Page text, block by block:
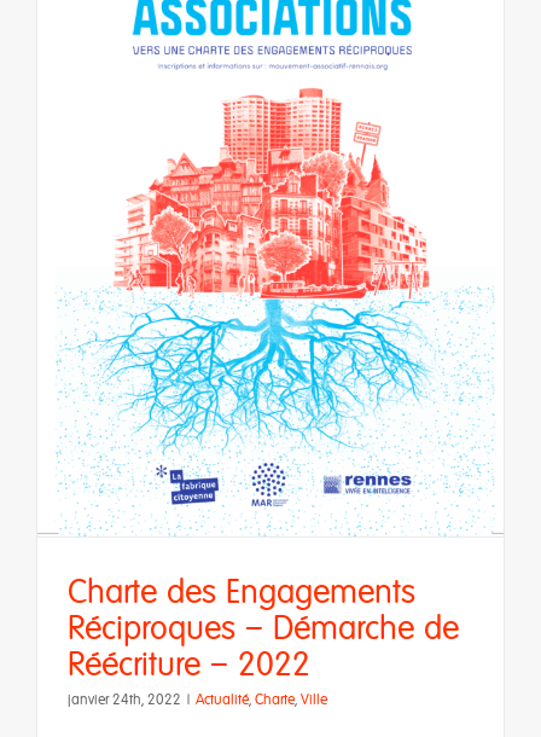
Charte des Engagements
Réciproques – Démarche de
Réécriture – 2022
janvier 24th, 2022 | Actualité Charte Ville